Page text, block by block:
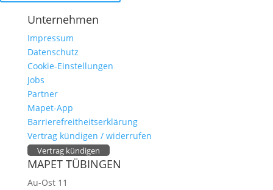
Unternehmen
Impressum
Datenschutz
Cookie-Einstellungen
Jobs
Partner
Mapet-App
Barrierefreitheitserklärung
Vertrag kündigen / widerrufen
Vertrag kündigen
MAPET TÜBINGEN
Au-Ost 11